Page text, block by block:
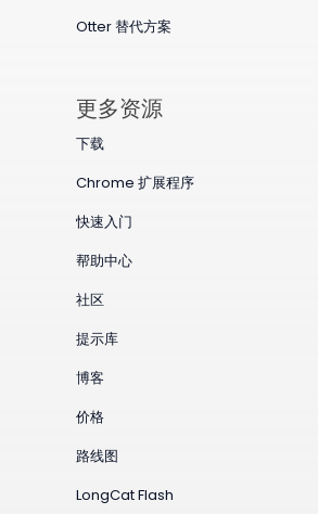
Otter 替代方案
更多资源
下载
Chrome 扩展程序
快速入门
帮助中心
社区
提示库
博客
价格
路线图
LongCat Flash